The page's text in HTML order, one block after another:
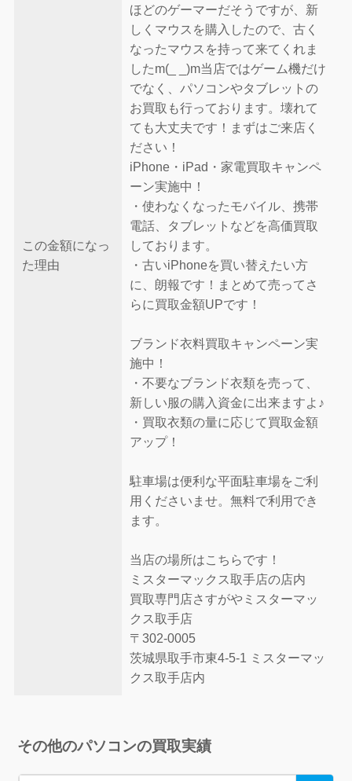
この金額になっ
た理由
ほどのゲーマーだそうですが、新
しくマウスを購入したので、古く
なったマウスを持って来てくれま
したm(_ _)m当店ではゲーム機だけ
でなく、パソコンやタブレットの
お買取も行っております。壊れて
ても大丈夫です！まずはご来店く
ださい！
iPhone・iPad・家電買取キャンペ
ーン実施中！
・使わなくなったモバイル、携帯
電話、タブレットなどを高価買取
しております。
・古いiPhoneを買い替えたい方
に、朗報です！まとめて売ってさ
らに買取金額UPです！
ブランド衣料買取キャンペーン実
施中！
・不要なブランド衣類を売って、
新しい服の購入資金に出来ますよ♪
・買取衣類の量に応じて買取金額
アップ！
駐車場は便利な平面駐車場をご利
用くださいませ。無料で利用でき
ます。
当店の場所はこちらです！
ミスターマックス取手店の店内
買取専門店さすがやミスターマッ
クス取手店
〒302-0005
茨城県取手市東4-5-1 ミスターマッ
クス取手店内
その他のパソコンの買取実績